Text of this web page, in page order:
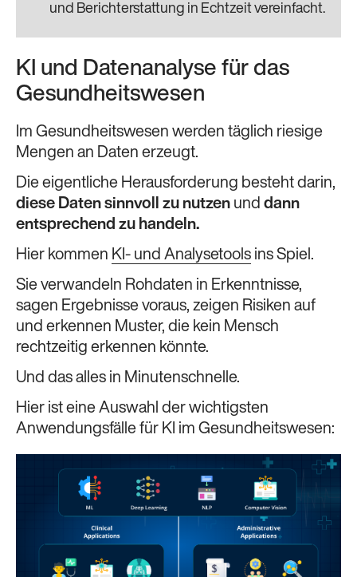
und Berichterstattung in Echtzeit vereinfacht.
KI und Datenanalyse für das
Gesundheitswesen
Im Gesundheitswesen werden täglich riesige
Mengen an Daten erzeugt.
Die eigentliche Herausforderung besteht darin,
diese Daten sinnvoll zu nutzen und dann
entsprechend zu handeln.
Hier kommen KI- und Analysetools ins Spiel.
Sie verwandeln Rohdaten in Erkenntnisse,
sagen Ergebnisse voraus, zeigen Risiken auf
und erkennen Muster, die kein Mensch
rechtzeitig erkennen könnte.
Und das alles in Minutenschnelle.
Hier ist eine Auswahl der wichtigsten
Anwendungsfälle für KI im Gesundheitswesen: